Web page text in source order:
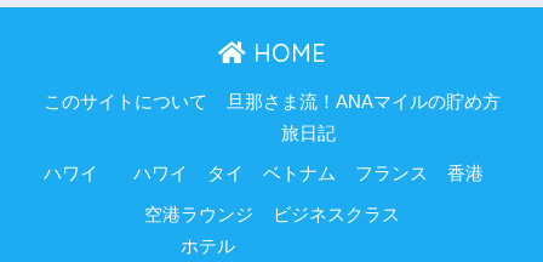
HOME
このサイトについて 旦那さま流！ANAマイルの貯め方
ハワイ
旅日記
ハワイ タイ ベトナム フランス 香港
空港ラウンジ
ビジネスクラス
ホテル